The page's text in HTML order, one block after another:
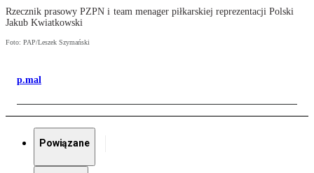
Rzecznik prasowy PZPN i team menager piłkarskiej reprezentacji Polski
Jakub Kwiatkowski
Foto: PAP/Leszek Szymański
p.mal
Powiązane